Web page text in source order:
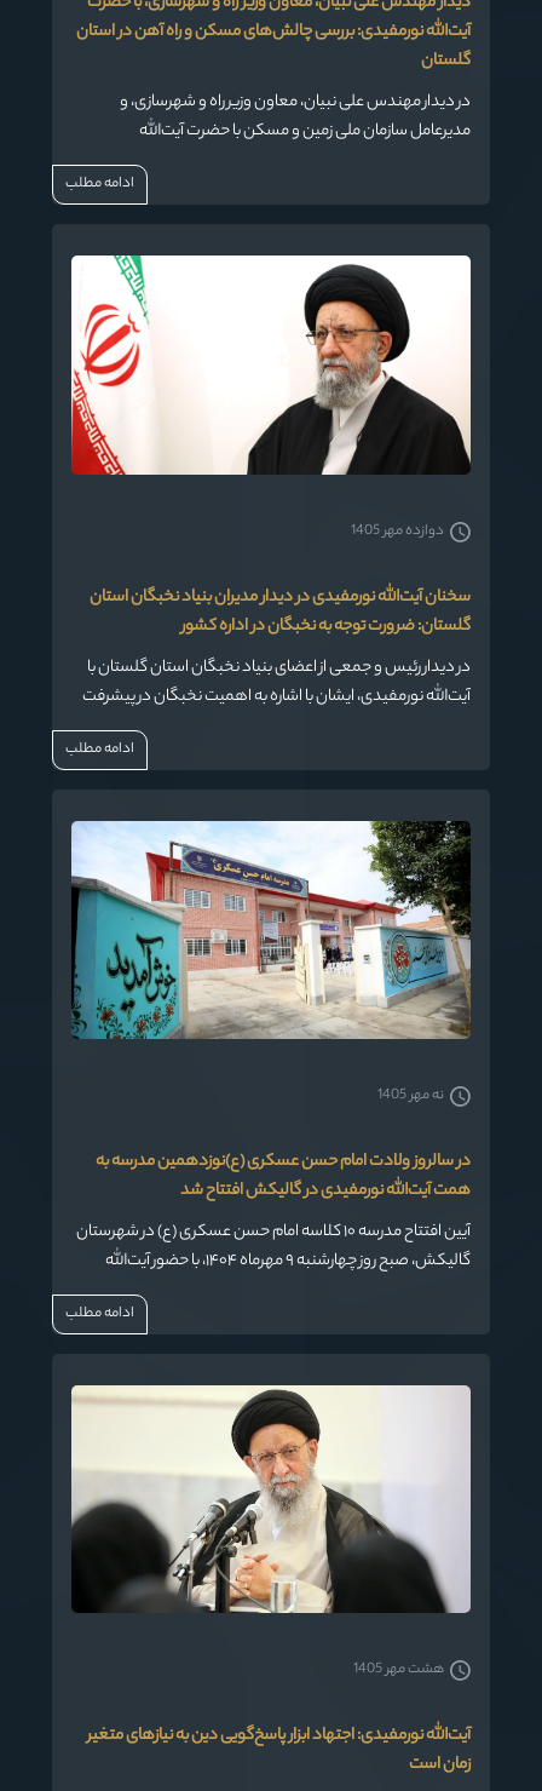
آیت‌الله نورمفیدی: بررسی چالش‌های مسکن و راه‌ آهن در استان
گلستان
در دیدار مهندس علی نبیان، معاون وزیر راه و شهرسازی، و
مدیرعامل سازمان ملی زمین و مسکن با حضرت آیت‌الله
نورمفیدی، نماینده مقام معظم رهبری در استان گلستان و امام
جمعه گرگان، مباحث متعددی درباره مشکلات مسکن، مسائل
فرهنگی و اجتماعی مردم متمرکز بود.
ادامه مطلب
سخنان آیت‌الله نورمفیدی در دیدار مدیران بنیاد نخبگان استان
گلستان: ضرورت توجه به نخبگان در اداره کشور
در دیدار رئیس و جمعی از اعضای بنیاد نخبگان استان گلستان با
آیت‌الله نورمفیدی، ایشان با اشاره به اهمیت نخبگان در پیشرفت
کشور، تاکید کردند که آینده کشور نیازمند استفاده از ظرفیت‌های
نخبگانی است. آیت‌الله نورمفیدی در ابتدای سخنان خود به
سلطانی است که قدرت می‌آورد و آنچه که قدرت دارد، در حقیقت
علم است. نخبگان باید در رأس مدیریت کشور قرار گیرند تا
پیشرفت علمی و مدیریتی کشور را به جلو ببرند."
دوازده مهر 1405
ادامه مطلب
در سالروز ولادت امام حسن عسکری (ع)نوزدهمین مدرسه به
همت آیت‌الله نورمفیدی در گالیکش افتتاح شد
آیین افتتاح مدرسه ۱۰ کلاسه امام حسن عسکری (ع) در شهرستان
گالیکش، صبح روز چهارشنبه ۹ مهرماه ۱۴۰۴، با حضور آیت‌الله
سیدکاظم نورمفیدی ـ نماینده ولی فقیه در استان گلستان و امام
نه مهر 1405
ادامه مطلب
آیت‌الله نورمفیدی: اجتهاد ابزار پاسخ‌گویی دین به نیازهای متغیر
زمان است
هشت مهر 1405